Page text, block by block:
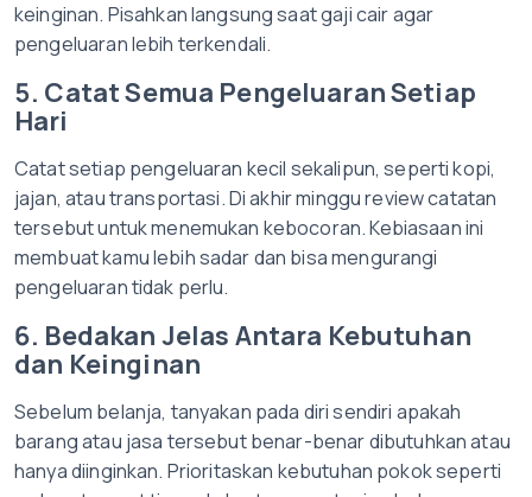
keinginan. Pisahkan langsung saat gaji cair agar
pengeluaran lebih terkendali.
5. Catat Semua Pengeluaran Setiap
Hari
Catat setiap pengeluaran kecil sekalipun, seperti kopi,
jajan, atau transportasi. Di akhir minggu review catatan
tersebut untuk menemukan kebocoran. Kebiasaan ini
membuat kamu lebih sadar dan bisa mengurangi
pengeluaran tidak perlu.
6. Bedakan Jelas Antara Kebutuhan
dan Keinginan
Sebelum belanja, tanyakan pada diri sendiri apakah
barang atau jasa tersebut benar-benar dibutuhkan atau
hanya diinginkan. Prioritaskan kebutuhan pokok seperti